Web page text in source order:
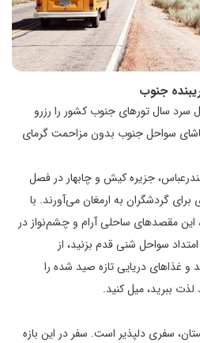
سرد سال تورهای جنوب کشور را رزرو
سواحل جنوب بدون مزاحمت گرمای
جزیره کیش و چابهار در فصل
گردشگران به ارمغان می‌آورند. با
این مقصدهای ساحلی آرام و چشم‌نواز در
سواحل شنی قدم بزنید، از
غذاهای دریایی تازه صید شده را
ببرید، میل کنید.
سفری دلپذیر است. سفر در این بازه